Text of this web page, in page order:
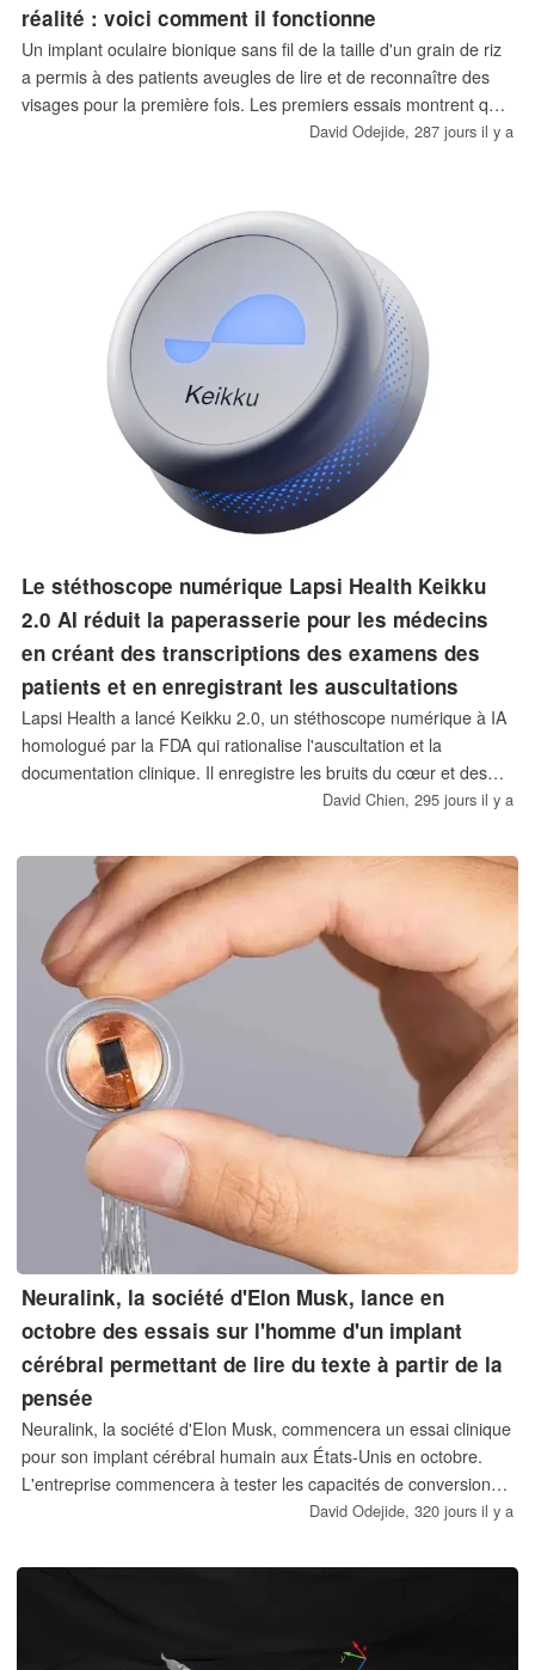
réalité : voici comment il fonctionne
Un implant oculaire bionique sans fil de la taille d'un grain de riz
a permis à des patients aveugles de lire et de reconnaître des
visages pour la première fois. Les premiers essais montrent que
ce dispositif, qui se connecte à des lunettes intelligentes
David Odejide, 287 jours il y a
Le stéthoscope numérique Lapsi Health Keikku
2.0 AI réduit la paperasserie pour les médecins
en créant des transcriptions des examens des
patients et en enregistrant les auscultations
Lapsi Health a lancé Keikku 2.0, un stéthoscope numérique à IA
homologué par la FDA qui rationalise l'auscultation et la
documentation clinique. Il enregistre les bruits du cœur et des
poumons et transcrit les notes SOAP pendant les examens pour
David Chien, 295 jours il y a
Neuralink, la société d'Elon Musk, lance en
octobre des essais sur l'homme d'un implant
cérébral permettant de lire du texte à partir de la
pensée
Neuralink, la société d'Elon Musk, commencera un essai clinique
pour son implant cérébral humain aux États-Unis en octobre.
L'entreprise commencera à tester les capacités de conversion
de la pensée en texte de sa technologie intégrée, donnant ainsi
David Odejide, 320 jours il y a